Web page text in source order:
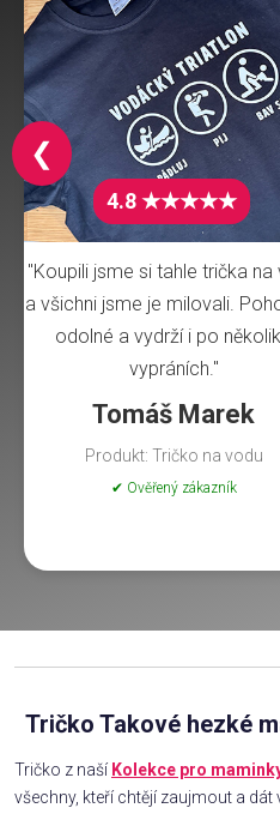
4.8 ★★★★★
"Koupili jsme si tahle trička na
a všichni jsme je milovali.
odolné a vydrží i po
vypráních."
Tomáš Marek
Produkt: Tričko na vodu
✔ Ověřený zákazník
❮
Tričko Takové hezké
Tričko z naší Kolekce pro
všechny, kteří chtějí zaujmout a